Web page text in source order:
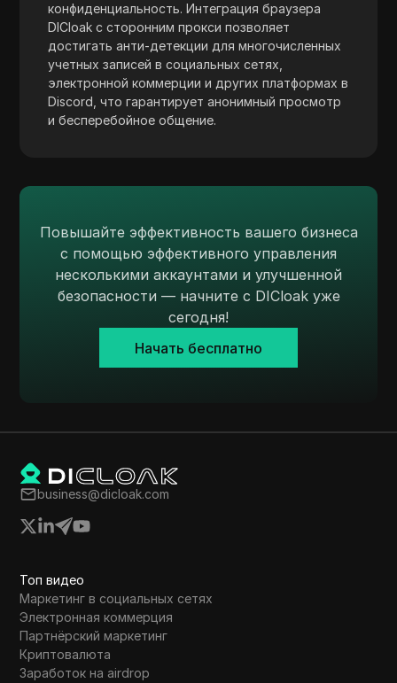
Skrill
Snapchat
SoundCloud
Spotify
Telegram
Twitter/X
VKontakte
Walmart Marketplace
Wayfair
конфиденциальность. Интеграция браузера
DICloak с сторонним прокси позволяет
достигать анти-детекции для многочисленных
учетных записей в социальных сетях,
электронной коммерции и других платформах в
Discord, что гарантирует анонимный просмотр
и бесперебойное общение.
Повышайте эффективность вашего бизнеса
с помощью эффективного управления
несколькими аккаунтами и улучшенной
безопасности — начните с DICloak уже
сегодня!
Начать бесплатно
business@dicloak.com
Топ видео
Маркетинг в социальных сетях
Электронная коммерция
Партнёрский маркетинг
Криптовалюта
Заработок на airdrop